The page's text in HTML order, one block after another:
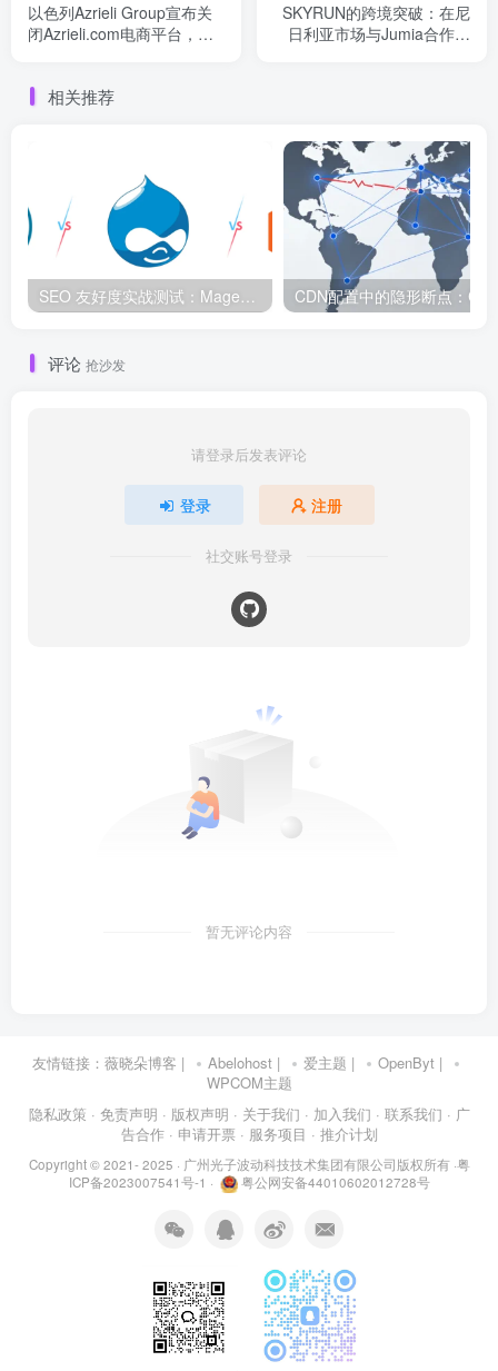
以色列Azrieli Group宣布关
闭Azrieli.com电商平台，暴
SKYRUN的跨境突破：在尼
日利亚市场与Jumia合作的
相关推荐
SEO 友好度实战测试：Magento、WordPress、Drupal 在核心 SEO 要素上的表现对比
评论 抢沙发
请登录后发表评论
登录 注册
社交账号登录
暂无评论内容
友情链接： 薇晓朵博客 | Abelohost | 爱主题 | OpenByt |
WPCOM主题
隐私政策 · 免责声明 · 版权声明 · 关于我们 · 加入我们 · 联系我们 · 广
告合作 · 申请开票 · 服务项目 · 推介计划
Copyright © 2021- 2025 · 广州光子波动科技技术集团有限公司版权所有·粤
ICP备2023007541号-1 · 粤公网安备44010602012728号